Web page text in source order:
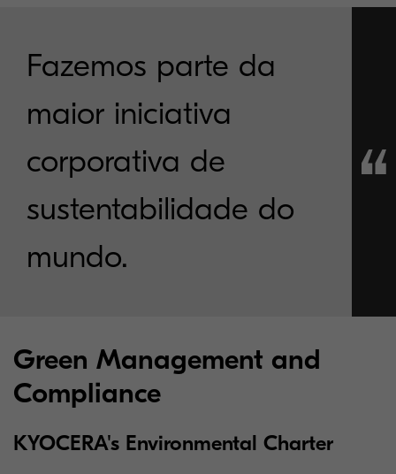
Fazemos parte da
maior iniciativa
corporativa de
sustentabilidade do
mundo.
Green Management and
Compliance
KYOCERA's Environmental Charter